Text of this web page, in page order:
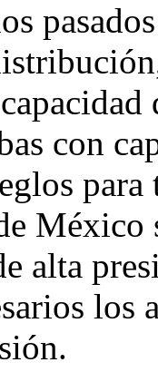
con
México
alta
los